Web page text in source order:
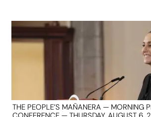
THE PEOPLE’S MAÑANERA — MORNING